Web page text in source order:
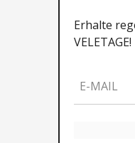
Erhalte
VELETAGE!
E-MAIL